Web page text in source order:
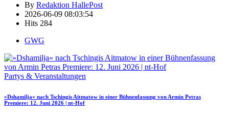
By Redaktion HallePost
2026-06-09 08:03:54
Hits 284
GWG
Partys & Veranstaltungen
»Dshamilja« nach Tschingis Aitmatow in einer Bühnenfassung von Armin Petras
Premiere: 12. Juni 2026 | nt-Hof